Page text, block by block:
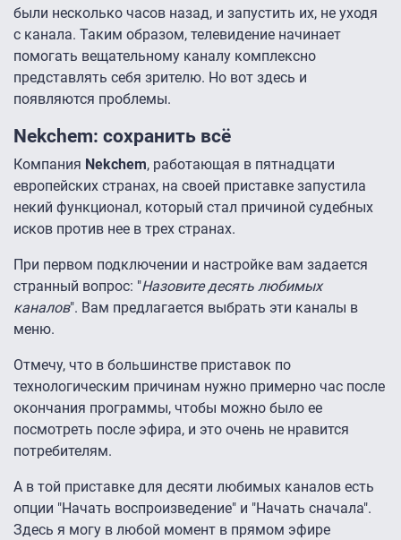
были несколько часов назад, и запустить их, не уходя
с канала. Таким образом, телевидение начинает
помогать вещательному каналу комплексно
представлять себя зрителю. Но вот здесь и
появляются проблемы.
Nekchem: сохранить всё
Компания Nekchem, работающая в пятнадцати
европейских странах, на своей приставке запустила
некий функционал, который стал причиной судебных
исков против нее в трех странах.
При первом подключении и настройке вам задается
странный вопрос: "Назовите десять любимых
каналов". Вам предлагается выбрать эти каналы в
меню.
Отмечу, что в большинстве приставок по
технологическим причинам нужно примерно час после
окончания программы, чтобы можно было ее
посмотреть после эфира, и это очень не нравится
потребителям.
А в той приставке для десяти любимых каналов есть
опции "Начать воспроизведение" и "Начать сначала".
Здесь я могу в любой момент в прямом эфире